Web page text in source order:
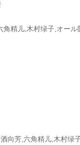
精儿,木村绿子,オール
向芳,六角精儿,木村绿